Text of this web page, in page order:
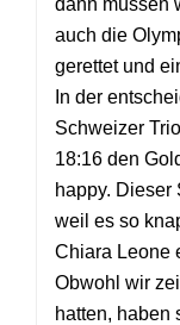
auch die
gerettet und
In der
Schweizer
18:16 den
happy. Dieser
weil es so
Chiara Leone
Obwohl wir
hatten, haben